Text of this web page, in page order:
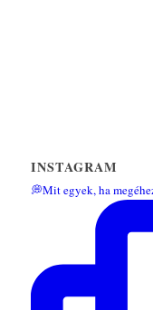
INSTAGRAM
💭Mit egyek, ha